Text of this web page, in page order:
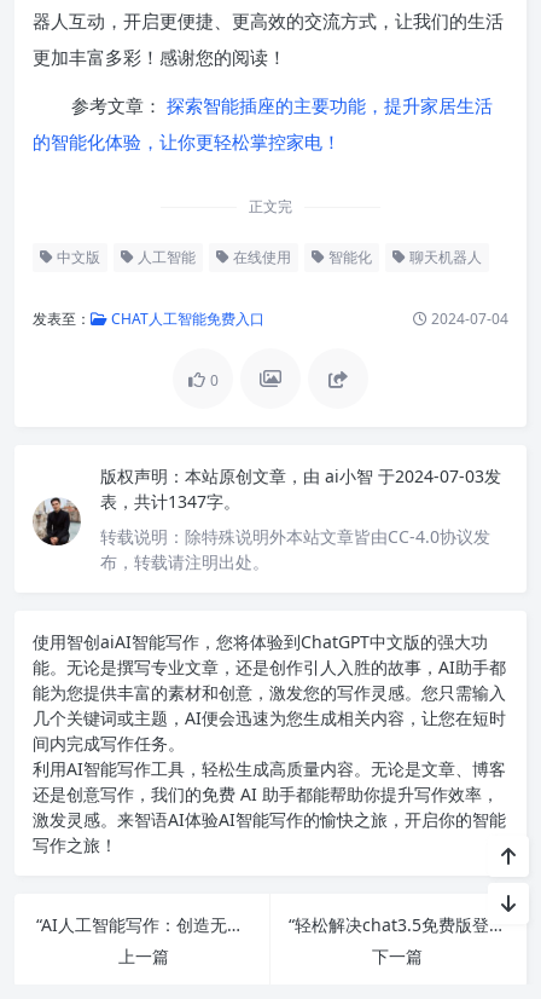
器人互动，开启更便捷、更高效的交流方式，让我们的生活
更加丰富多彩！感谢您的阅读！
参考文章： 探索智能插座的主要功能，提升家居生活
的智能化体验，让你更轻松掌控家电！
正文完
中文版 人工智能 在线使用 智能化 聊天机器人
发表至： CHAT人工智能免费入口 2024-07-04
0
版权声明： 本站原创文章，由 ai小智 于2024-07-03发
表，共计1347字。
转载说明： 除特殊说明外本站文章皆由CC-4.0协议发
布，转载请注明出处。
使用智创aiAI智能写作 ，您将体验到ChatGPT中文版的强大功
能。无论是撰写专业文章，还是创作引人入胜的故事，AI助手都
能为您提供丰富的素材和创意，激发您的写作灵感。您只需输入
几个关键词或主题，AI便会迅速为您生成相关内容，让您在短时
间内完成写作任务。
利用AI智能写作工具，轻松生成高质量内容。无论是文章、博客
还是创意写作，我们的免费 AI 助手都能帮助你提升写作效率，
激发灵感。来智语AI体验AI智能写作的愉快之旅，开启你的智能
写作之旅！
“AI人工智能写作：创造无限可能”
上一篇
“轻松解决chat3.5免费版登录入口问题！”
下一篇